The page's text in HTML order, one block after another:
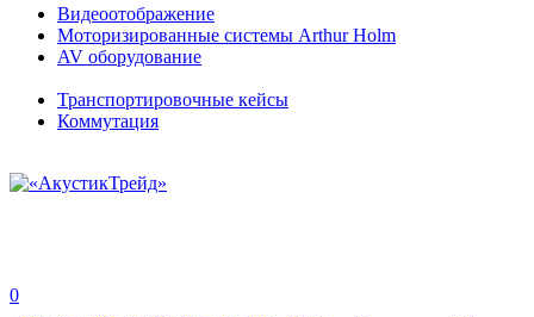
Видеоотображение
Моторизированные системы Arthur Holm
AV оборудование
Транспортировочные кейсы
Коммутация
0